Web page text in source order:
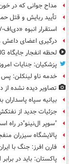
مداح جوانی که در
تأیید ربایش و قتل
استقرار انبوه «دی‌اف‑۱۷» و پایان عصر پدافند آمریکا +عکس
درگیری اعضای داعش
لحظه انفجار جایگاه CNG "صحنه" در دوربین مداربسته
پزشکیان: جنایات
خدمه ناو لینکلن: پس از ۸ ماه حضور در دریا خسته و
تصاویر دیده‌ نشده
بیانیه سپاه
جزئیات جدید از
"سوپر ال‌نینو"در راه
پالایشگاه سیزران
فارن افرز: جنگ با
پاکستان: باید در